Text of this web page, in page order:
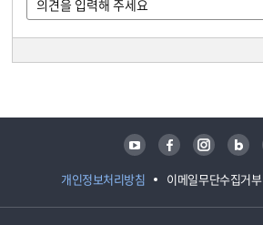
개인정보처리방침 이메일무단수집거부
유튜브 페이스북 인스타그램 블로그